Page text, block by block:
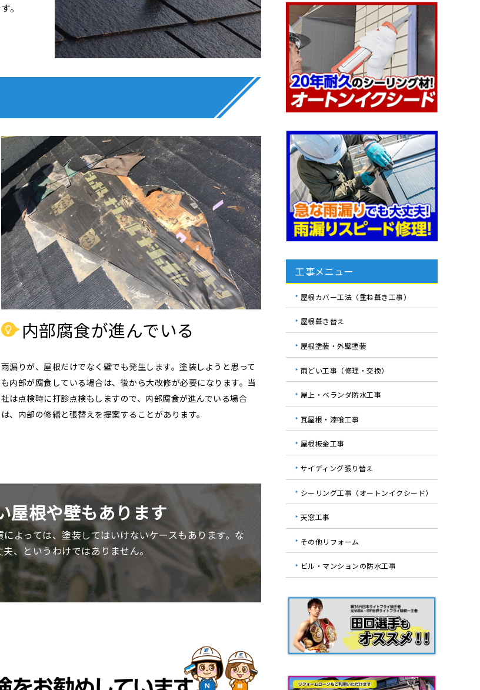
。
内部腐食が進んでいる
雨漏りが、屋根だけでなく壁でも発生します。塗装しようと思って
も内部が腐食している場合は、後から大改修が必要になります。当
社は点検時に打診点検もしますので、内部腐食が進んでいる場合
は、内部の修繕と張替えを提案することがあります。
屋根や壁もあります
よっては、塗装してはいけないケースもあります。な
、というわけではありません。
工事メニュー
屋根カバー工法（重ね葺き工事）
屋根葺き替え
屋根塗装・外壁塗装
雨どい工事（修理・交換）
屋上・ベランダ防水工事
瓦屋根・漆喰工事
屋根板金工事
サイディング張り替え
シーリング工事（オートンイクシード）
天窓工事
その他リフォーム
ビル・マンションの防水工事